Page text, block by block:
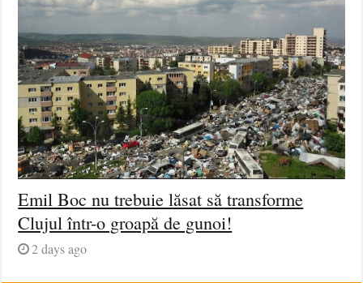
Emil Boc nu trebuie lăsat să transforme
Clujul într-o groapă de gunoi!
2 days ago